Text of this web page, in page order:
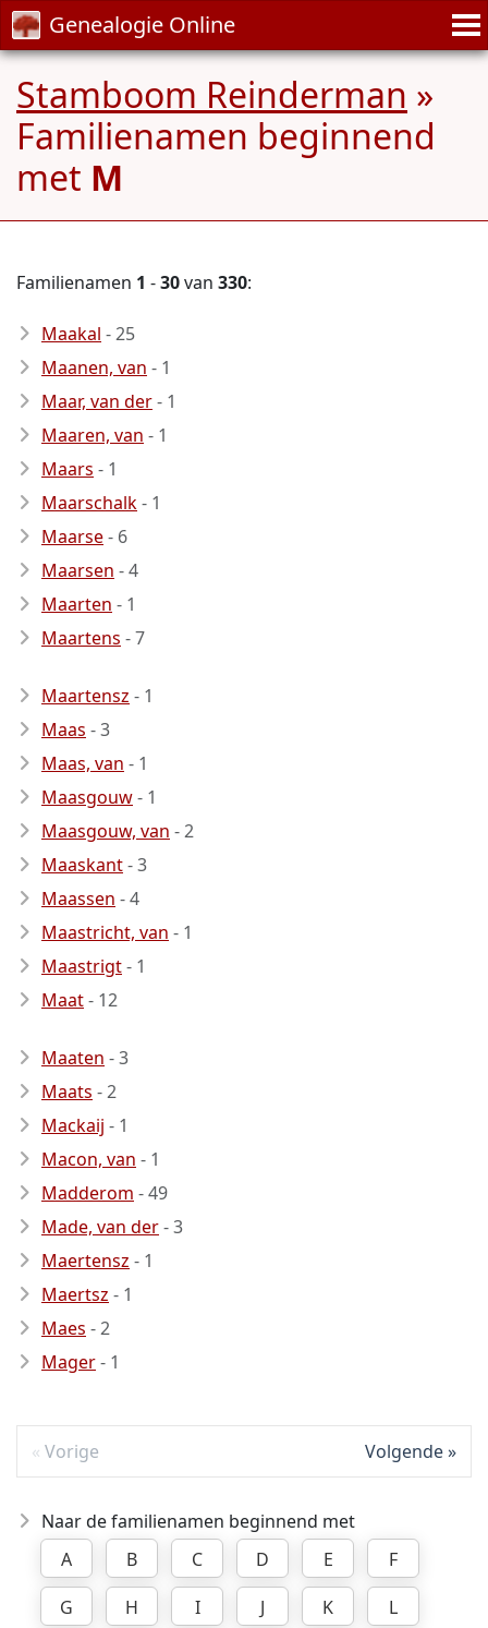
Genealogie Online
Stamboom Reinderman »
Familienamen beginnend
met M
Familienamen 1 -30van 330:
Maakal - 25
Maanen, van - 1
Maar, van der- 1
Maaren, van - 1
Maars - 1
Maarschalk- 1
Maarse- 6
Maarsen - 4
Maarten - 1
Maartens - 7
Maartensz - 1
Maas - 3
Maas, van - 1
Maasgouw- 1
Maasgouw, van - 2
Maaskant- 3
Maassen - 4
Maastricht, van - 1
Maastrigt- 1
Maat- 12
Maaten - 3
Maats - 2
Mackaij - 1
Macon, van - 1
Madderom - 49
Made, van der- 3
Maertensz - 1
Maertsz - 1
Maes - 2
Mager- 1
Vorige Volgende
Naar de familienamen beginnend met
A
B C D E
F
G
H I J K
L